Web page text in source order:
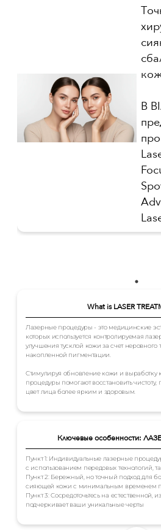
В
What is LASER
Лазерные процедуры - это медицинские
которых используется контролируемая
улучшения тусклой кожи за счет неровного
накопленной пигментации.
Стимулируя обновление кожи и выработку
процедуры помогают восстановить чистоту,
цвет лица более ярким и здоровым.
Ключевые особенности:
Пункт 1: Индивидуальные лазерные
с использованием передовых технологий,
Пункт 2: Бережный, но точный подход для
сияющей кожи с минимальным временем
Пункт 3: Сосредоточьтесь на естественной,
подчеркивает ваши уникальные черты